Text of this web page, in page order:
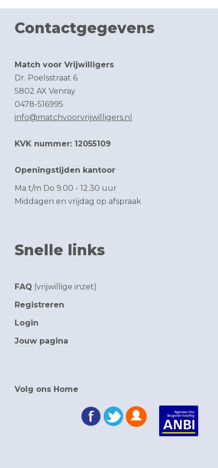
Contactgegevens
Match voor Vrijwilligers
Dr. Poelsstraat 6
5802 AX Venray
0478-516995
info@matchvoorvrijwilligers.nl
KVK nummer: 12055109
Openingstijden kantoor
Ma t/m Do 9.00 - 12.30 uur
Middagen en vrijdag op afspraak
Snelle links
FAQ (vrijwillige inzet)
Registreren
Login
Jouw pagina
Volg ons Home